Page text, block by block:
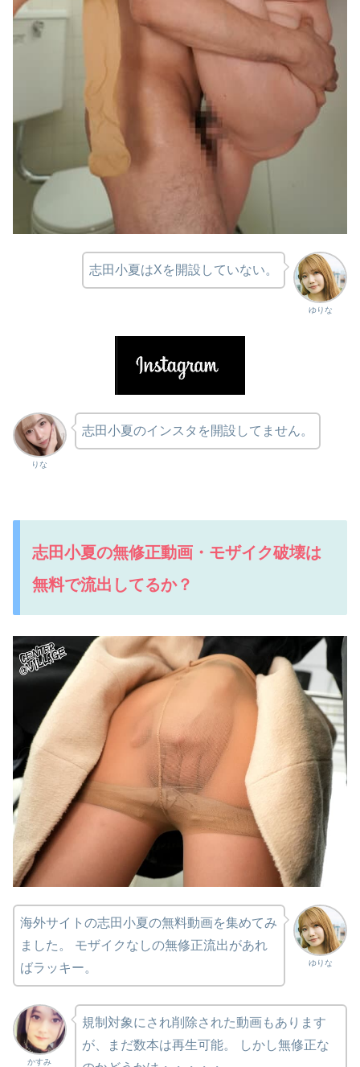
ゆりな
志田小夏はXを開設していない。
りな
志田小夏のインスタを開設してません。
志田小夏の無修正動画・モザイク破壊は
無料で流出してるか？
ゆりな
海外サイトの志田小夏の無料動画を集めてみ
ました。 モザイクなしの無修正流出があれ
ばラッキー。
かすみ
規制対象にされ削除された動画もあります
が、まだ数本は再生可能。 しかし無修正な